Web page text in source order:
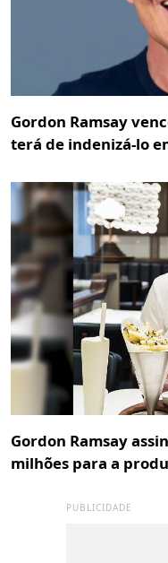
Gordon Ramsay
terá de indenizá-lo
Gordon Ramsay
milhões para a
PUBLICIDADE